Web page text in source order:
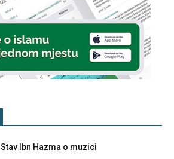
Stav Ibn Hazma o muzici